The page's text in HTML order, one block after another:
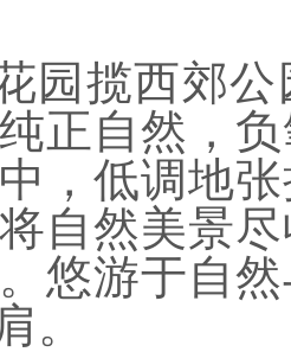
园揽西郊
正自然，
，低调地
自然美景
悠游于自
。